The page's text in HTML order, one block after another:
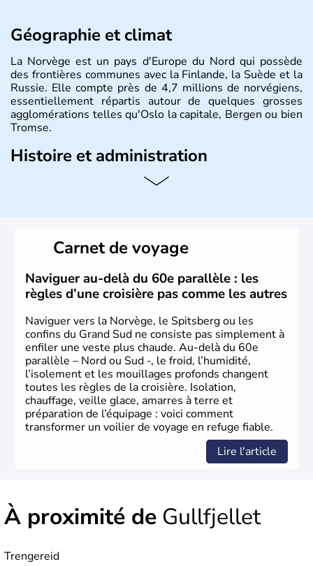
Géographie et climat
La Norvège est un pays d'Europe du Nord qui possède
des frontières communes avec la Finlande, la Suède et la
Russie. Elle compte près de 4,7 millions de norvégiens,
essentiellement répartis autour de quelques grosses
agglomérations telles qu'Oslo la capitale, Bergen ou bien
Tromse.
Histoire et administration
La Norvège est gouvernée par une monarchie
Carnet de voyage
Naviguer au-delà du 60e parallèle : les
règles d’une croisière pas comme les autres
Naviguer vers la Norvège, le Spitsberg ou les
confins du Grand Sud ne consiste pas simplement à
enfiler une veste plus chaude. Au-delà du 60e
parallèle – Nord ou Sud -, le froid, l’humidité,
l’isolement et les mouillages profonds changent
toutes les règles de la croisière. Isolation,
chauffage, veille glace, amarres à terre et
préparation de l’équipage : voici comment
transformer un voilier de voyage en refuge fiable.
Lire l'article
À proximité de Gullfjellet
Trengereid